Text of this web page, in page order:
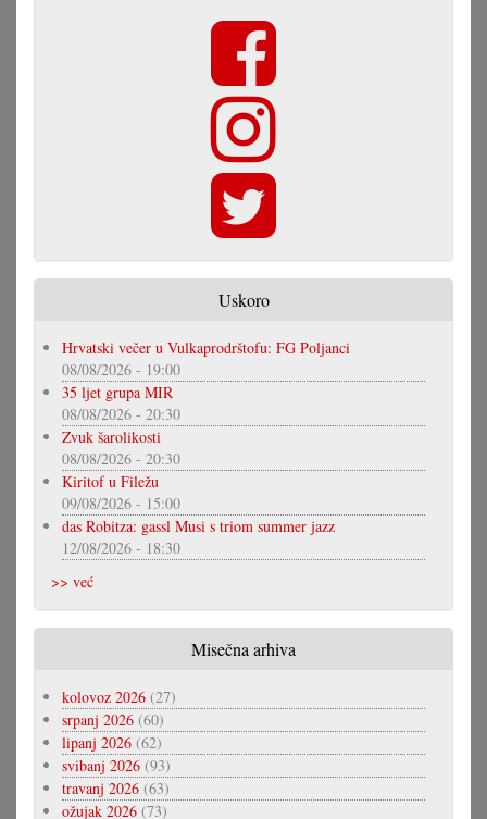
Uskoro
Hrvatski večer u Vulkaprodrštofu: FG Poljanci
08/08/2026 - 19:00
35 ljet grupa MIR
08/08/2026 - 20:30
Zvuk šarolikosti
08/08/2026 - 20:30
Kiritof u Filežu
09/08/2026 - 15:00
das Robitza: gassl Musi s triom summer jazz
12/08/2026 - 18:30
>> već
Misečna arhiva
kolovoz 2026 (27)
srpanj 2026 (60)
lipanj 2026 (62)
svibanj 2026 (93)
travanj 2026 (63)
ožujak 2026 (73)